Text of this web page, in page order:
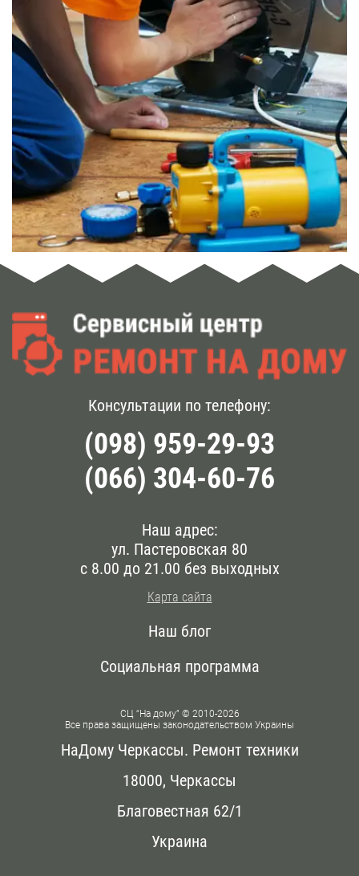
Консультации по телефону:
(098) 959-29-93
(066) 304-60-76
Наш адрес:
ул. Пастеровская 80
с 8.00 до 21.00 без выходных
Карта сайта
Наш блог
Социальная программа
СЦ “На дому” © 2010-2026
Все права защищены законодательством Украины
НаДому Черкассы. Ремонт техники
18000, Черкассы
Благовестная 62/1
Украина